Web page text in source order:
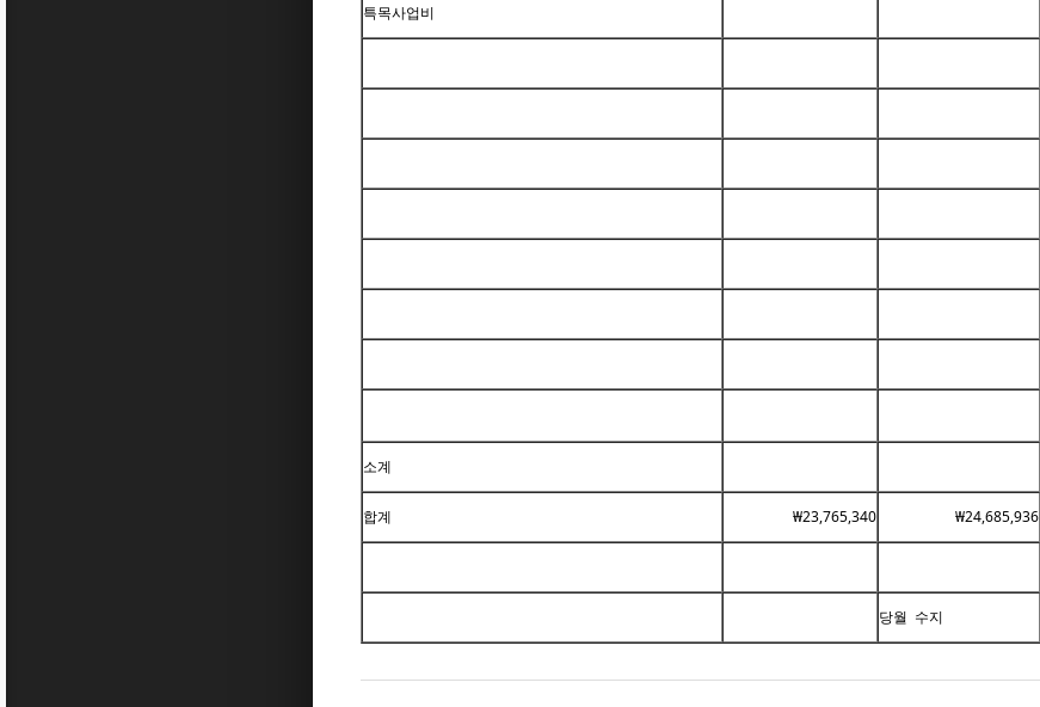
특목사업비
소계
합계 ₩23,765,340 ₩24,685,936
당월 수지